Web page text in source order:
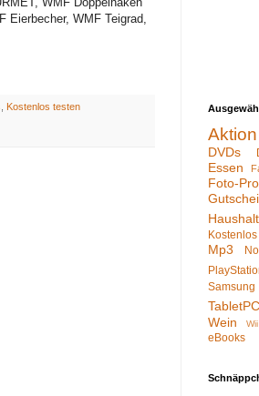
WMF Teigrad,
Kostenlos testen
Aktion
DVDs
Essen
Foto-
Haushalt
Mp3
Samsung
TabletPC
Wein
Wii
eBooks